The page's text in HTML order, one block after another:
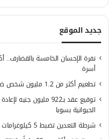
جديد الموقع
أسرة
تطعيم أكثر من 1.2 مليون شخص ضمن حملة الاستجابة لوباء الدفتيريا
توقيع عقد بـ922 مليون
الحيوانية بسوبا
شرطة التعدين تضبط 5 كيلوغرامات من الذهب المهرب بنهر النيل